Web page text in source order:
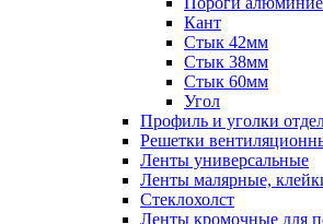
Кант
Стык 42мм
Стык 38мм
Стык 60мм
Угол
Профиль и уголки
Решетки
Ленты универсальные
Ленты малярные,
Стеклохолст
Ленты кромочные для